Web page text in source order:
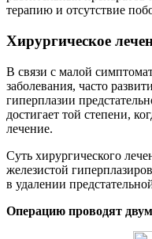
терапию и отсутствие
Хирургическое
В связи с малой
заболевания, часто
гиперплазии
достигает той степени,
лечение.
Суть хирургического
железистой
в удалении
Операцию проводят